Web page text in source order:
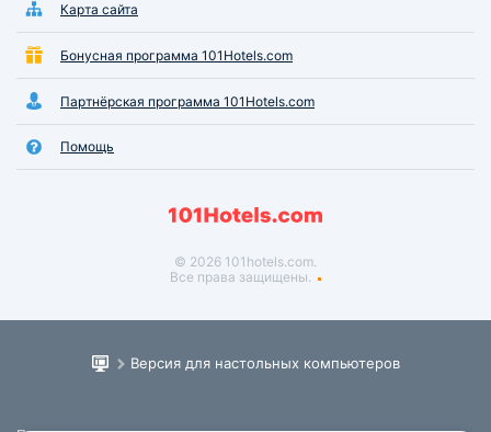
Карта сайта
Бонусная программа 101Hotels.com
Партнёрская программа 101Hotels.com
Помощь
© 2026 101hotels.com.
Все права защищены.
Версия для настольных компьютеров